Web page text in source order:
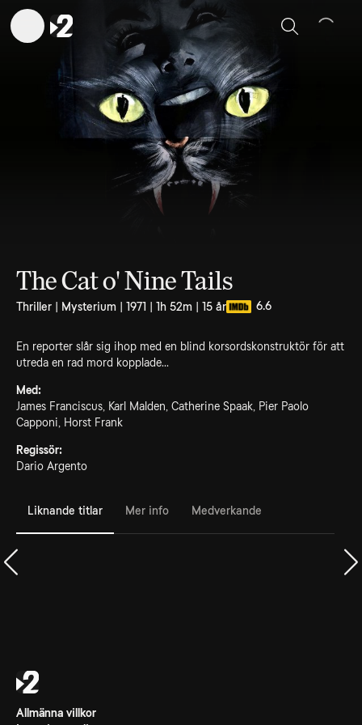
Sök
The Cat o' Nine Tails
Thriller | Mysterium | 1971 | 1h 52m | 15 år 6.6
En reporter slår sig ihop med en blind korsordskonstruktör för att
utreda en rad mord kopplade...
Med:
James Franciscus, Karl Malden, Catherine Spaak, Pier Paolo
Capponi, Horst Frank
Regissör:
Dario Argento
Liknande titlar Mer info Medverkande
Allmänna villkor